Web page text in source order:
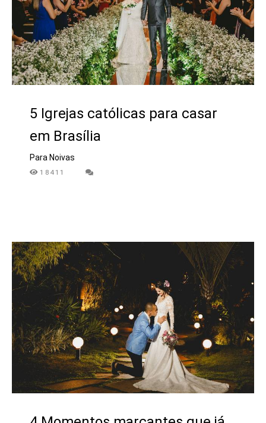
5 Igrejas católicas para casar
em Brasília
Para Noivas
18411